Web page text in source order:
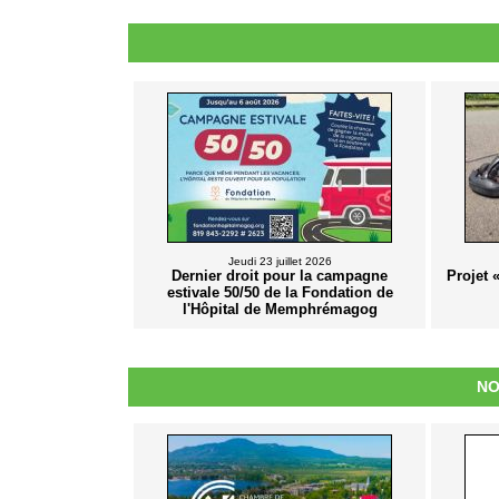
Jeudi 23 juillet 2026
Dernier droit pour la campagne
estivale 50/50 de la Fondation de
l'Hôpital de Memphrémagog
Projet